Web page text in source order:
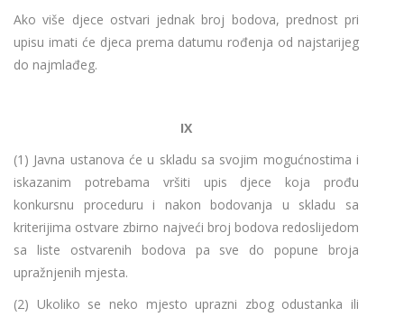
Ako više djece ostvari jednak broj bodova, prednost pri
upisu imati će djeca prema datumu rođenja od najstarijeg
do najmlađeg.
IX
(1) Javna ustanova će u skladu sa svojim mogućnostima i
iskazanim potrebama vršiti upis djece koja prođu
konkursnu proceduru i nakon bodovanja u skladu sa
kriterijima ostvare zbirno najveći broj bodova redoslijedom
sa liste ostvarenih bodova pa sve do popune broja
upražnjenih mjesta.
(2) Ukoliko se neko mjesto uprazni zbog odustanka ili